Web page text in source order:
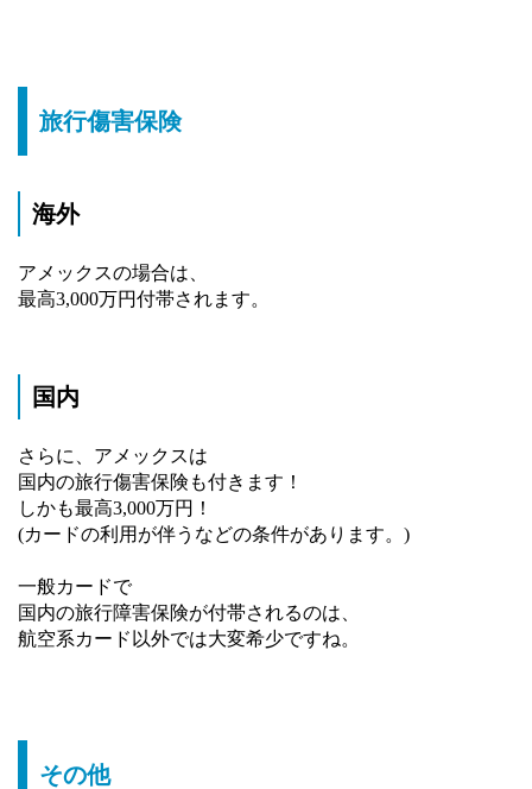
旅行傷害保険
海外
アメックスの場合は、
最高3,000万円付帯されます。
国内
さらに、アメックスは
国内の旅行傷害保険も付きます！
しかも最高3,000万円！
(カードの利用が伴うなどの条件があります。)
一般カードで
国内の旅行障害保険が付帯されるのは、
航空系カード以外では大変希少ですね。
その他